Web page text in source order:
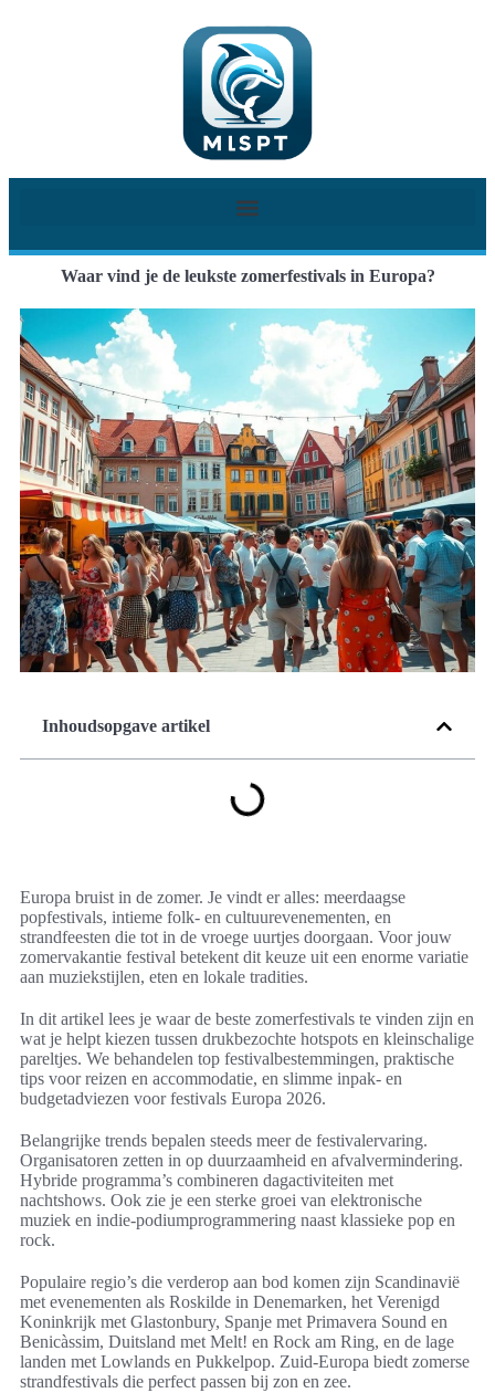
Waar vind je de leukste zomerfestivals in Europa?
Inhoudsopgave artikel
Europa bruist in de zomer. Je vindt er alles: meerdaagse
popfestivals, intieme folk‑ en cultuurevenementen, en
strandfeesten die tot in de vroege uurtjes doorgaan. Voor jouw
zomervakantie festival betekent dit keuze uit een enorme variatie
aan muziekstijlen, eten en lokale tradities.
In dit artikel lees je waar de beste zomerfestivals te vinden zijn en
wat je helpt kiezen tussen drukbezochte hotspots en kleinschalige
pareltjes. We behandelen top festivalbestemmingen, praktische
tips voor reizen en accommodatie, en slimme inpak- en
budgetadviezen voor festivals Europa 2026.
Belangrijke trends bepalen steeds meer de festivalervaring.
Organisatoren zetten in op duurzaamheid en afvalvermindering.
Hybride programma’s combineren dagactiviteiten met
nachtshows. Ook zie je een sterke groei van elektronische
muziek en indie‑podiumprogrammering naast klassieke pop en
rock.
Populaire regio’s die verderop aan bod komen zijn Scandinavië
met evenementen als Roskilde in Denemarken, het Verenigd
Koninkrijk met Glastonbury, Spanje met Primavera Sound en
Benicàssim, Duitsland met Melt! en Rock am Ring, en de lage
landen met Lowlands en Pukkelpop. Zuid‑Europa biedt zomerse
strandfestivals die perfect passen bij zon en zee.